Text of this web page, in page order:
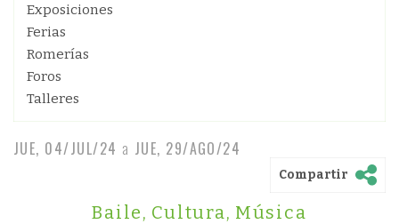
Exposiciones
Ferias
Romerías
Foros
Talleres
JUE, 04/JUL/24 a JUE, 29/AGO/24
Compartir
Baile, Cultura, Música